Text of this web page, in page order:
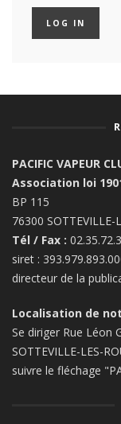
PACIFIC VAPEUR
Association loi
BP 115
76300 SOTTEVILLE-
Tél / Fax :
siret :
directeur de la
Localisation de
Se diriger Rue Léon
SOTTEVILLE-LES-
suivre le fléchage